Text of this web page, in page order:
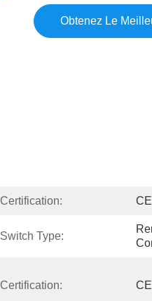
Obtenez Le
Certification:
Switch Type:
Certification: